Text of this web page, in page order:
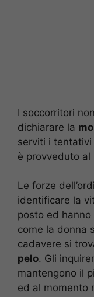
I soccorritori
dichiarare la
serviti i
è provveduto al
Le forze
identificare la
posto ed
come la donna
cadavere si
pelo. Gli
mantengono il
ed al momento